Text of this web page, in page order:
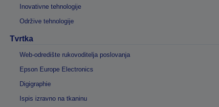
Inovativne tehnologije
Održive tehnologije
Tvrtka
Web-odredište rukovoditelja poslovanja
Epson Europe Electronics
Digigraphie
Ispis izravno na tkaninu